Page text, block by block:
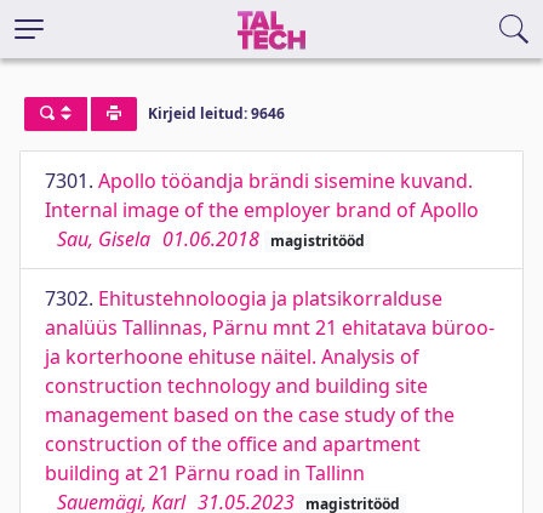
Kirjeid leitud: 9646
7301. Apollo tööandja brändi sisemine kuvand.
Internal image of the employer brand of Apollo
Sau, Gisela 01.06.2018 magistritööd
7302. Ehitustehnoloogia ja platsikorralduse
analüüs Tallinnas, Pärnu mnt 21 ehitatava büroo-
ja korterhoone ehituse näitel. Analysis of
construction technology and building site
management based on the case study of the
construction of the office and apartment
building at 21 Pärnu road in Tallinn
Sauemägi, Karl 31.05.2023 magistritööd